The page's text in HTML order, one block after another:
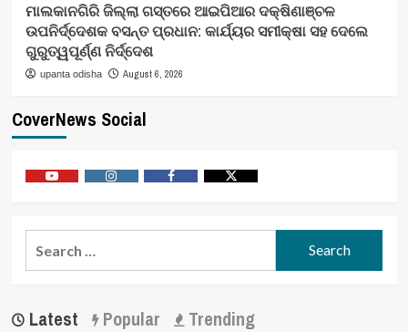
ମାଲକାନଗିରି ଜିଲ୍ଲା ଗସ୍ତରେ ଆଇପିଆର ଦକ୍ଷିଣାଞ୍ଚଳ
ଉପନିର୍ଦ୍ଦେଶକ ବସନ୍ତ ପ୍ରଧାନ: କାର୍ଯ୍ୟର ସମୀକ୍ଷା ସହ ଦେଲେ
ଗୁରୁତ୍ୱପୂର୍ଣ୍ଣ ନିର୍ଦ୍ଦେଶ
upanta odisha August 6, 2026
CoverNews Social
Latest Popular Trending